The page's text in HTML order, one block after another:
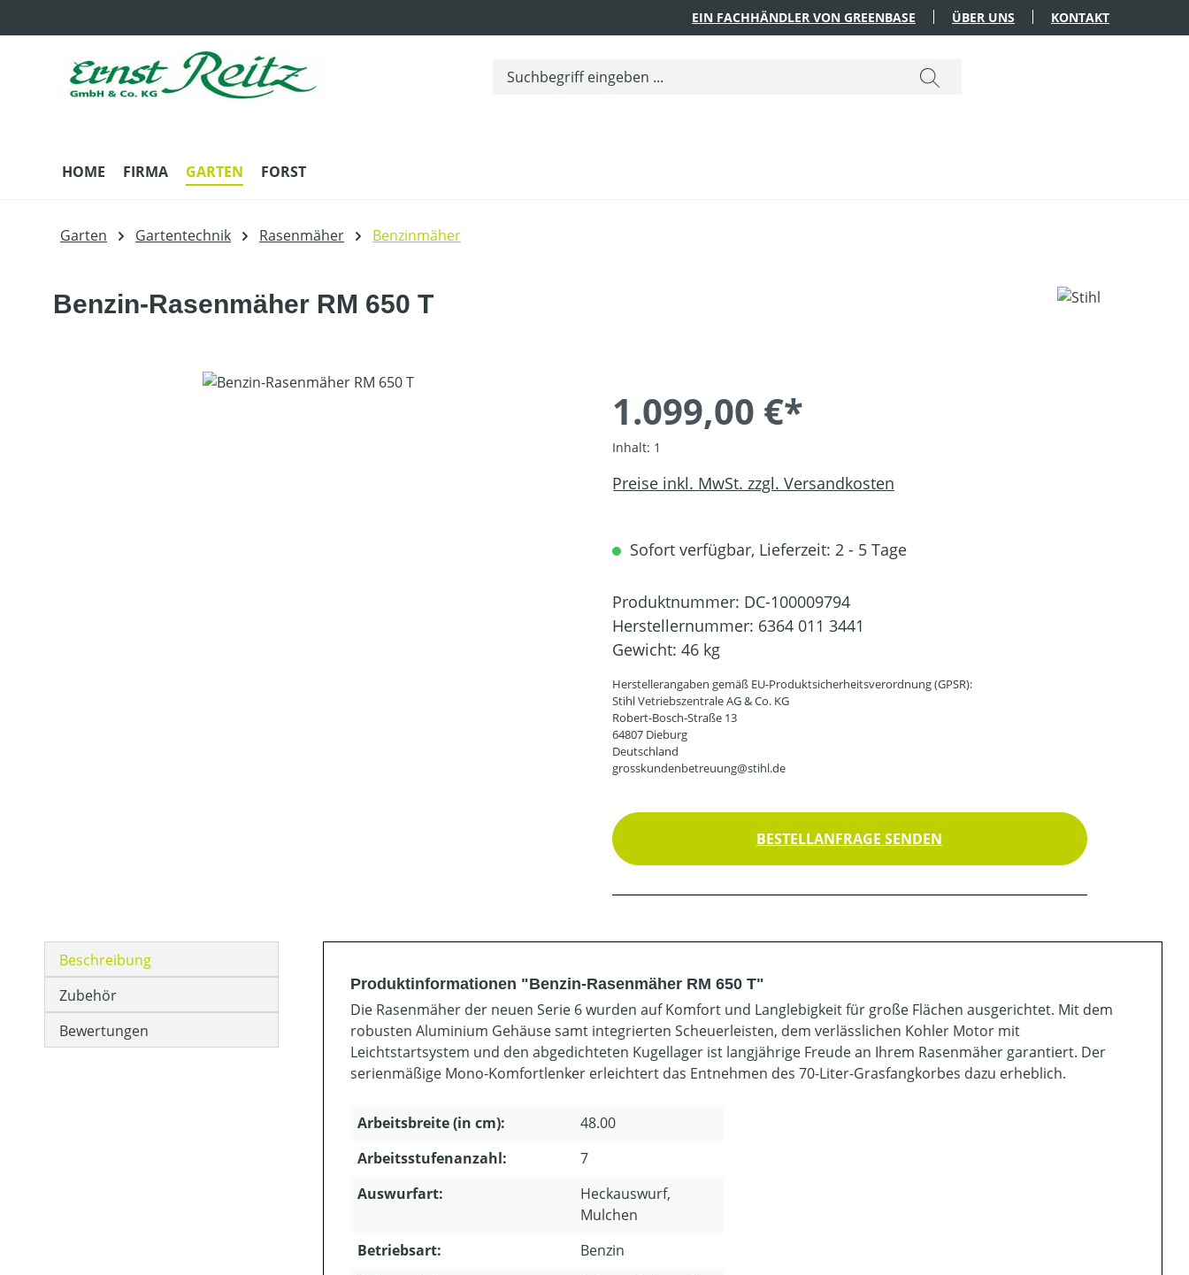
EIN FACHHÄNDLER VON GREENBASE ÜBER UNS KONTAKT
HOME FIRMA GARTEN FORST
Garten Gartentechnik Rasenmäher Benzinmäher
Benzin-Rasenmäher RM 650 T
Bildergalerie überspringen
1.099,00 €*
Inhalt: 1
Preise inkl. MwSt. zzgl. Versandkosten
Sofort verfügbar, Lieferzeit: 2 - 5 Tage
Produktnummer: DC-100009794
Herstellernummer: 6364 011 3441
Gewicht: 46 kg
Herstellerangaben gemäß EU-Produktsicherheitsverordnung (GPSR):
Stihl Vetriebszentrale AG & Co. KG
Robert-Bosch-Straße 13
64807 Dieburg
Deutschland
grosskundenbetreuung@stihl.de
BESTELLANFRAGE SENDEN
Beschreibung
Zubehör
Bewertungen
Produktinformationen "Benzin-Rasenmäher RM 650 T"
Die Rasenmäher der neuen Serie 6 wurden auf Komfort und Langlebigkeit für große Flächen ausgerichtet. Mit dem
robusten Aluminium Gehäuse samt integrierten Scheuerleisten, dem verlässlichen Kohler Motor mit
Leichtstartsystem und den abgedichteten Kugellager ist langjährige Freude an Ihrem Rasenmäher garantiert. Der
serienmäßige Mono-Komfortlenker erleichtert das Entnehmen des 70-Liter-Grasfangkorbes dazu erheblich.
Arbeitsbreite (in cm):
48.00
Arbeitsstufenanzahl:
7
Auswurfart:
Heckauswurf,
Mulchen
Betriebsart:
Benzin